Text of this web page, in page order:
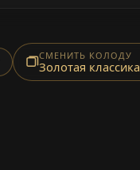
СМЕНИТЬ КОЛОДУ
Золотая классика